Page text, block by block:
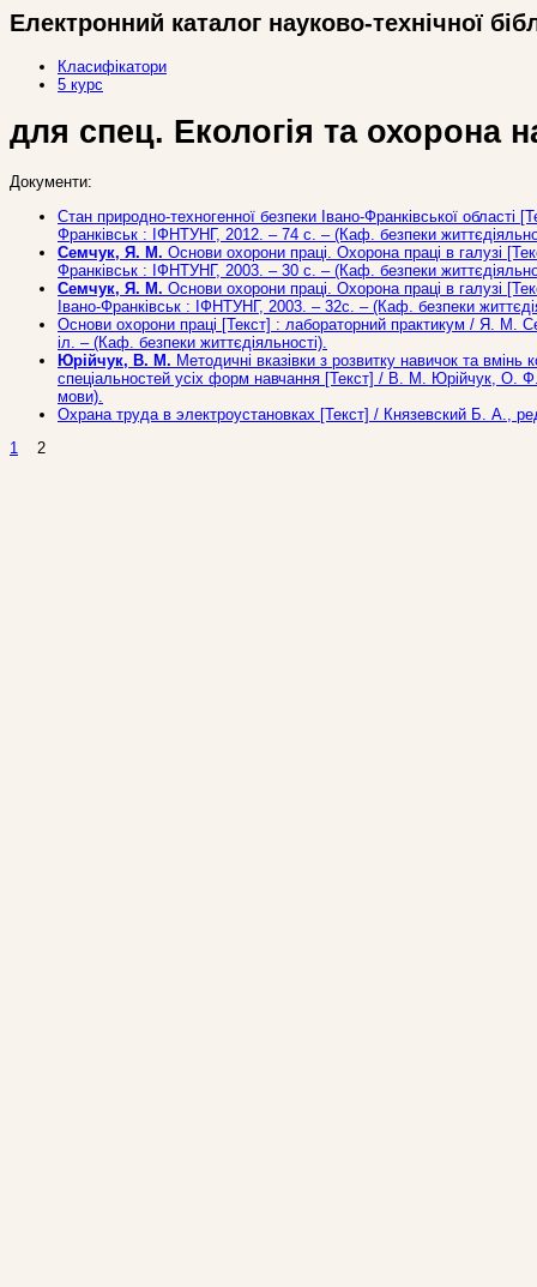
Електронний каталог науково-технічної
Класифікатори
5 курс
для спец. Екологія та охорона
Документи:
Стан природно-техногенної безпеки Івано-Франківської
Франківськ : ІФНТУНГ, 2012. – 74 с. – (Каф. безпеки
Семчук, Я. М. Основи охорони праці. Охорона праці в галузі
Франківськ : ІФНТУНГ, 2003. – 30 с. – (Каф. безпеки
Семчук, Я. М. Основи охорони праці. Охорона праці в галузі
Івано-Франківськ : ІФНТУНГ, 2003. – 32с. – (Каф. безпеки
Основи охорони праці [Текст] : лабораторний практикум / Я.
іл. – (Каф. безпеки життєдіяльності).
Юрійчук, В. М. Методичні вказівки з розвитку навичок та вмінь
спеціальностей усіх форм навчання [Текст] / В. М. Юрійчук, О.
мови).
Охрана труда в электроустановках [Текст] / Князевский Б. А.,
1
2